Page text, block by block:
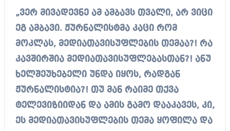
„ვერ მივადევნე ამ ამბავს თვალი, არ ვიცი
ეგ ამბავი. ჟურნალისტმა კაცი რომ
მოკლას, მედიათავისუფლების თემაა?! რა
კავშირშია მედიათავისუფლებასთან?! ანუ
ხელშეუხებელი უნდა იყოს, რადგან
ჟურნალისტია?! თუ მან რაიმე თქვა
ტელევიზიიდან და ამის გამო დააკავეს, კი,
ეს მედიათავისუფლების თემა ყოფილა და